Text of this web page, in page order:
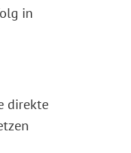
in
direkte